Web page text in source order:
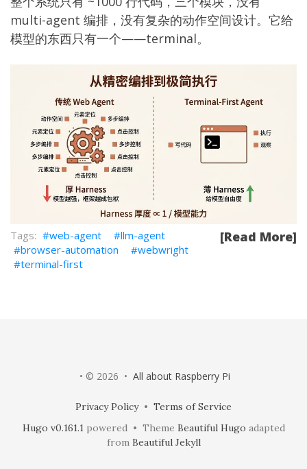
multi-agent 编排，没有复杂的动作空间设计。它给
模型的东西只有一个——terminal。
[Read More]
web-agent
llm-agent
browser-automation
webwright
terminal-first
• © 2026 • All about Raspberry Pi
Privacy Policy• Terms of Service
Hugo v0.161.1powered • Theme Beautiful Hugo adapted
from Beautiful Jekyll